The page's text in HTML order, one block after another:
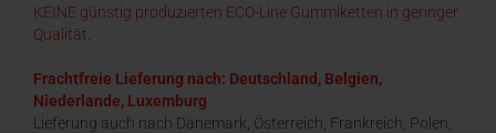
KEINE günstig produzierten ECO-Line Gummiketten in geringer
Qualität.
Frachtfreie Lieferung nach: Deutschland, Belgien,
Niederlande, Luxemburg
Lieferung auch nach Dänemark, Österreich, Frankreich, Polen,